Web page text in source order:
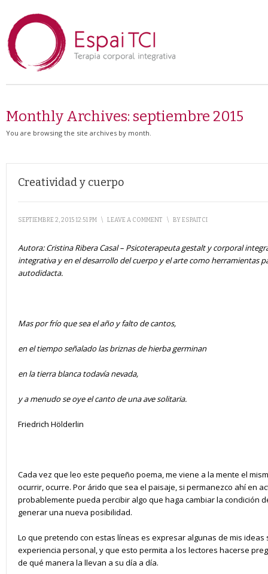
Monthly Archives: septiembre 2015
You are browsing the site archives by month.
Creatividad y cuerpo
SEPTIEMBRE 2, 2015 12:51 PM \ LEAVE A COMMENT \ BYESPAITCI
Autora:Cristina Ribera Casal – Psicoterapeuta gestalt y corporal
integrativa y en el desarrollo del cuerpo y el arte como herramientas
autodidacta.
Mas por frío que sea el año y falto de cantos,
en el tiempo señalado las briznas de hierba germinan
en la tierra blanca todavía nevada,
y a menudo se oye el canto de una ave solitaria.
Friedrich Hölderlin
Cada vez que leo este pequeño poema, me viene a la mente el
ocurrir, ocurre. Por árido que sea el paisaje, si permanezco ahí en
probablemente pueda percibir algo que haga cambiar la condición
generar una nueva posibilidad.
Lo que pretendo con estas líneas es expresar algunas de mis
experiencia personal, y que esto permita a los lectores hacerse
de qué manera la llevan a su día a día.